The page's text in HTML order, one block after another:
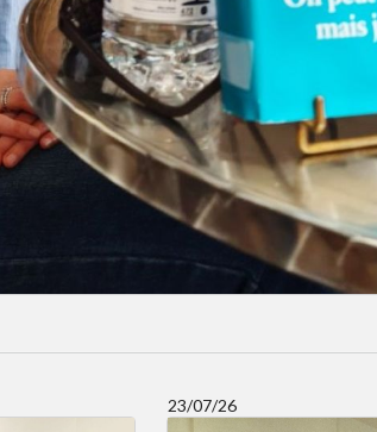
23/07/26